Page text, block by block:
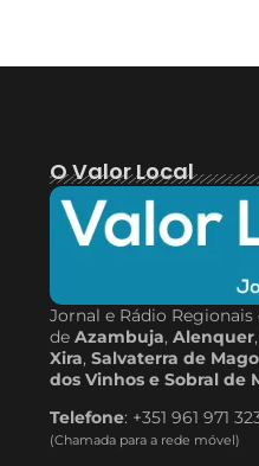
O Valor Local
Jornal e Rádio
de Azambuja, Alenquer,
Xira, Salvaterra de
dos Vinhos e Sobral de
Telefone: +351 961 971
(Chamada para a rede móvel)